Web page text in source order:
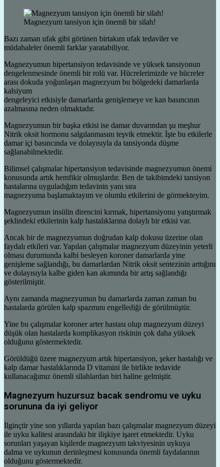
Magnezyum tansiyon için önemli bir silah!
Bazı zaman ufak gibi görünen birtakım ufak tedaviler ve
müdahaleler önemli farklar yaratabiliyor.
Magnezyumun hipertansiyon tedavisinde ve yüksek tansiyonun
dengelenmesinde önemli bir rolü var. Hücrelerimizde ve hücreler
arası dokuda yoğunlaşan magnezyum bu bölgedeki damarlarda
kalsiyum
dengeleyici etkisiyle damarlarda genişlemeye ve kan basıncının
azalmasına neden olmaktadır.
Magnezyumun bir başka etkisi ise damar duvarından şu meşhur
Nitrik oksit hormonu salgılanmasını teşvik etmektir. İşte bu etkilerle
damar içi basıncında ve dolayısıyla da tansiyonda düşme
sağlanabilmektedir.
Bilimsel çalışmalar hipertansiyon tedavisinde magnezyumun önemi
konusunda artık hemfikir olmuşlardır. Ben de takibimdeki tansiyon
hastalarına uyguladığım tedavinin yanı sıra
magnezyuma başlamaktayım ve olumlu etkilerini de görmekteyim.
Magnezyumun insülin direncini kırmak, hipertansiyonu yatıştırmak
şeklindeki etkilerinin kalp hastalıklarına dolaylı bir etkisi var.
Ancak bir de magnezyumun doğrudan kalp dokusu üzerine olan
faydalı etkileri var. Yapılan çalışmalar magnezyum düzeyinin yeterli
olması durumunda kalbi besleyen koroner damarlarda yine
genişleme sağlandığı, bu damarlardan Nitrik oksit sentezinin arttığını
ve dolayısıyla kalbe giden kan akımında bir artış sağlandığı
gösterilmiştir.
Aynı zamanda magnezyumun bu damarlarda zaman zaman bu
hastalarda görülen kalp spazmını engellediği de görülmüştür.
Yine bu çalışmalar koroner arter hastası olup magnezyum düzeyi
düşük olan hastalarda komplikasyon riskinin çok daha yüksek
olduğunu göstermektedir.
Görüldüğü üzere magnezyum artık hipertansiyon, şeker hastalığı ve
kalp damar hastalıklarında D vitamini ile birlikte tedavide
kullanacağımız önemli silahlardan biri haline gelmiştir.
Magnezyum huzursuz bacak sendromu ve uyku
sorununa da iyi geliyor
İlginçtir yine son yıllarda yapılan bazı çalışmalar magnezyum düzeyi
ile uyku kalitesi arasındaki bir ilişkiye işaret etmektedir. Uyku
sorunları yaşayan kişilerde magnezyum takviyesinin uykuya
dalma ve uykunun derinleşmesi konusunda önemli faydalarının
olduğunu göstermektedir.